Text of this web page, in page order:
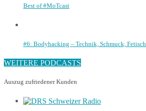
Best of #MoTcast
#6: Bodyhacking – Technik, Schmuck, Fetisch.
WEITERE PODCASTS
Auszug zufriedener Kunden